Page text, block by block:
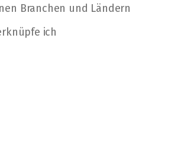
Branchen und Ländern
ich